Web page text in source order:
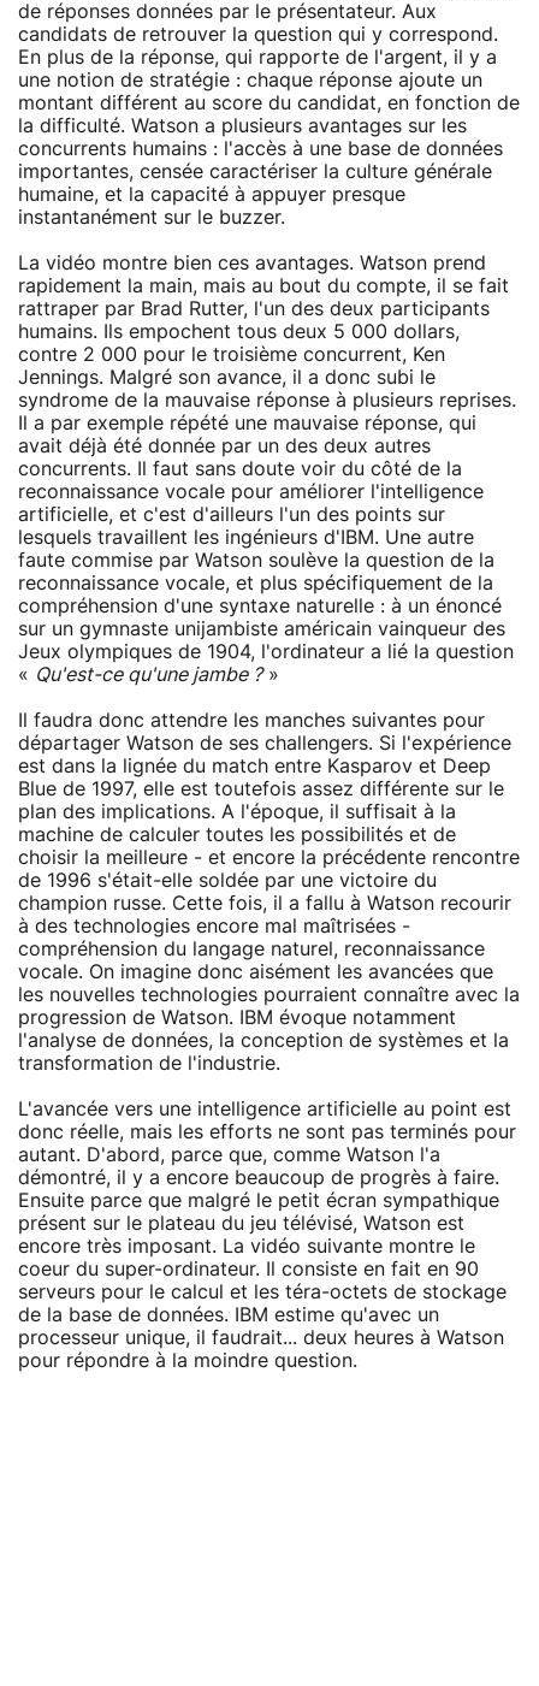
de réponses données par le présentateur. Aux
candidats de retrouver la question qui y correspond.
En plus de la réponse, qui rapporte de l'argent, il y a
une notion de stratégie : chaque réponse ajoute un
montant différent au score du candidat, en fonction de
la difficulté. Watson a plusieurs avantages sur les
concurrents humains : l'accès à une base de données
importantes, censée caractériser la culture générale
humaine, et la capacité à appuyer presque
instantanément sur le buzzer.
La vidéo montre bien ces avantages. Watson prend
rapidement la main, mais au bout du compte, il se fait
rattraper par Brad Rutter, l'un des deux participants
humains. Ils empochent tous deux 5 000 dollars,
contre 2 000 pour le troisième concurrent, Ken
Jennings. Malgré son avance, il a donc subi le
syndrome de la mauvaise réponse à plusieurs reprises.
Il a par exemple répété une mauvaise réponse, qui
avait déjà été donnée par un des deux autres
concurrents. Il faut sans doute voir du côté de la
reconnaissance vocale pour améliorer l'intelligence
artificielle, et c'est d'ailleurs l'un des points sur
lesquels travaillent les ingénieurs d'IBM. Une autre
faute commise par Watson soulève la question de la
reconnaissance vocale, et plus spécifiquement de la
compréhension d'une syntaxe naturelle : à un énoncé
sur un gymnaste unijambiste américain vainqueur des
Jeux olympiques de 1904, l'ordinateur a lié la question
« Qu'est-ce qu'une jambe ?»
Il faudra donc attendre les manches suivantes pour
départager Watson de ses challengers. Si l'expérience
est dans la lignée du match entre Kasparov et Deep
Blue de 1997, elle est toutefois assez différente sur le
plan des implications. A l'époque, il suffisait à la
machine de calculer toutes les possibilités et de
choisir la meilleure - et encore la précédente rencontre
de 1996 s'était-elle soldée par une victoire du
champion russe. Cette fois, il a fallu à Watson recourir
à des technologies encore mal maîtrisées -
compréhension du langage naturel, reconnaissance
vocale. On imagine donc aisément les avancées que
les nouvelles technologies pourraient connaître avec la
progression de Watson. IBM évoque notamment
l'analyse de données, la conception de systèmes et la
transformation de l'industrie.
L'avancée vers une intelligence artificielle au point est
donc réelle, mais les efforts ne sont pas terminés pour
autant. D'abord, parce que, comme Watson l'a
démontré, il y a encore beaucoup de progrès à faire.
Ensuite parce que malgré le petit écran sympathique
présent sur le plateau du jeu télévisé, Watson est
encore très imposant. La vidéo suivante montre le
coeur du super-ordinateur. Il consiste en fait en 90
serveurs pour le calcul et les téra-octets de stockage
de la base de données. IBM estime qu'avec un
processeur unique, il faudrait... deux heures à Watson
pour répondre à la moindre question.